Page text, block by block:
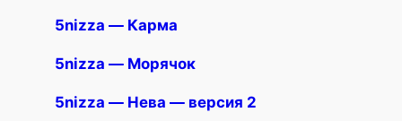
5nizza — Карма
5nizza — Морячок
5nizza — Нева — версия 2